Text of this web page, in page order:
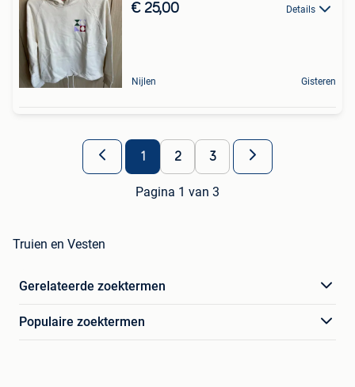
€ 25,00 Details
Nijlen Gisteren
1 2 3
Pagina 1 van 3
Truien en Vesten
Gerelateerde zoektermen
Populaire zoektermen